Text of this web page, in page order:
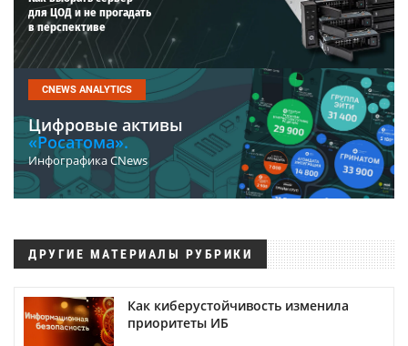
для ЦОД и не прогадать
в перспективе
CNEWS ANALYTICS
Цифровые активы
«Росатома».
Инфографика CNews
ДРУГИЕ МАТЕРИАЛЫ РУБРИКИ
Как киберустойчивость изменила
приоритеты ИБ